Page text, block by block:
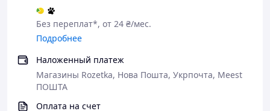
Без переплат*, от 24 ₴/мес.
Подробнее
Наложенный платеж
Магазины Rozetka, Нова Пошта, Укрпочта, Meest
ПОШТА
Оплата на счет